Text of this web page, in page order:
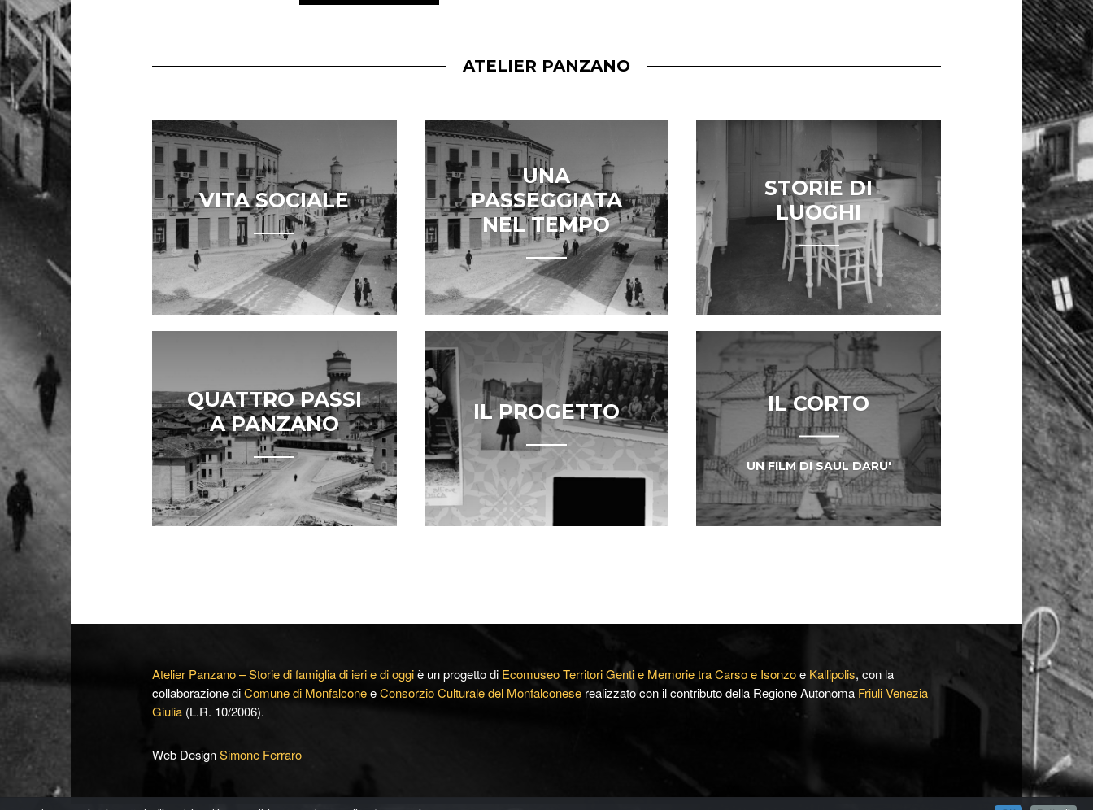
ATELIER PANZANO
VITA SOCIALE
UNA
PASSEGGIATA
NEL TEMPO
STORIE DI
LUOGHI
QUATTRO PASSI
A PANZANO
IL PROGETTO IL CORTO
UN FILM DI SAUL DARU'
Atelier Panzano – Storie di famiglia di ieri e di oggiè un progetto di Ecomuseo Territori Genti e Memorie tra Carso e Isonzoe Kallipolis, con la
collaborazione diComune di MonfalconeeConsorzio Culturale del Monfalconese realizzato con il contributo della Regione Autonoma Friuli Venezia
Giulia (L.R. 10/2006).
Web DesignSimone Ferraro